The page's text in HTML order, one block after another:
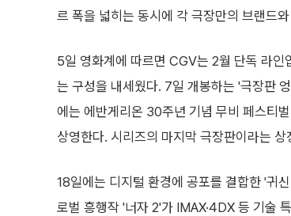
르 폭을 넓히는 동시에 각 극장만의 브랜드
5일 영화계에 따르면 CGV는 2월 단독 라인
는 구성을 내세웠다. 7일 개봉하는 '극장판
에는 에반게리온 30주년 기념 무비 페스티
상영한다. 시리즈의 마지막 극장판이라는
18일에는 디지털 환경에 공포를 결합한 '귀
로벌 흥행작 '너자 2'가 IMAX·4DX 등 기술